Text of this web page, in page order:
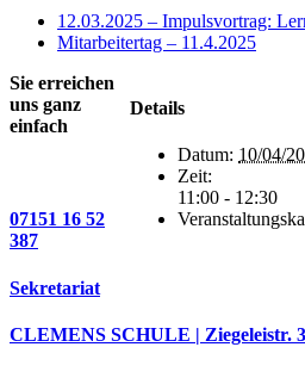
12.03.2025 – Impulsvortrag:
Mitarbeitertag – 11.4.2025
Details
Datum: 10/04/
Zeit:
11:00 - 12:30
Sie erreichen
uns ganz
einfach
07151 16 52
387
Sekretariat
CLEMENS SCHULE | Ziegeleistr.